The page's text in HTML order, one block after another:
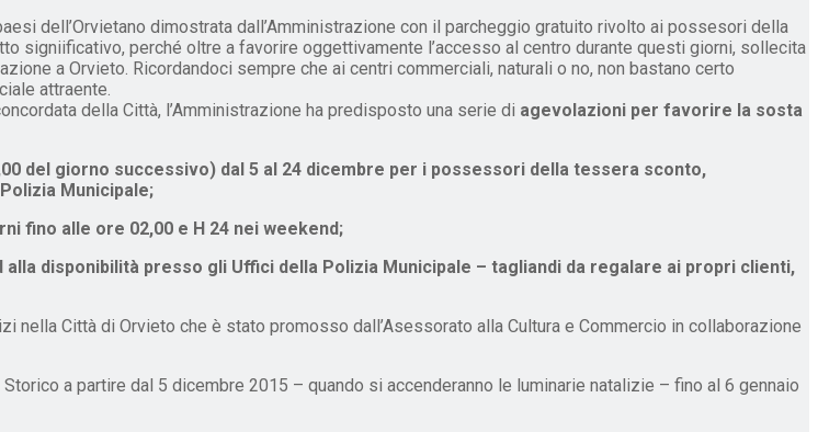
dell’Orvietano dimostrata dall’Amministrazione con il parcheggio gratuito rivolto ai possesori della
signiificativo, perché oltre a favorire oggettivamente l’accesso al centro durante questi giorni, sollecita
a Orvieto. Ricordandoci sempre che ai centri commerciali, naturali o no, non bastano certo
attraente.
della Città, l’Amministrazione ha predisposto una serie di agevolazioni per favorire la sosta
del giorno successivo) dal 5 al 24 dicembre per i possessori della tessera sconto,
Municipale;
fino alle ore 02,00 e H 24 nei weekend;
disponibilità presso gli Uffici della Polizia Municipale – tagliandi da regalare ai propri clienti,
Città di Orvieto che è stato promosso dall’Asessorato alla Cultura e Commercio in collaborazione
a partire dal 5 dicembre 2015 – quando si accenderanno le luminarie natalizie – fino al 6 gennaio